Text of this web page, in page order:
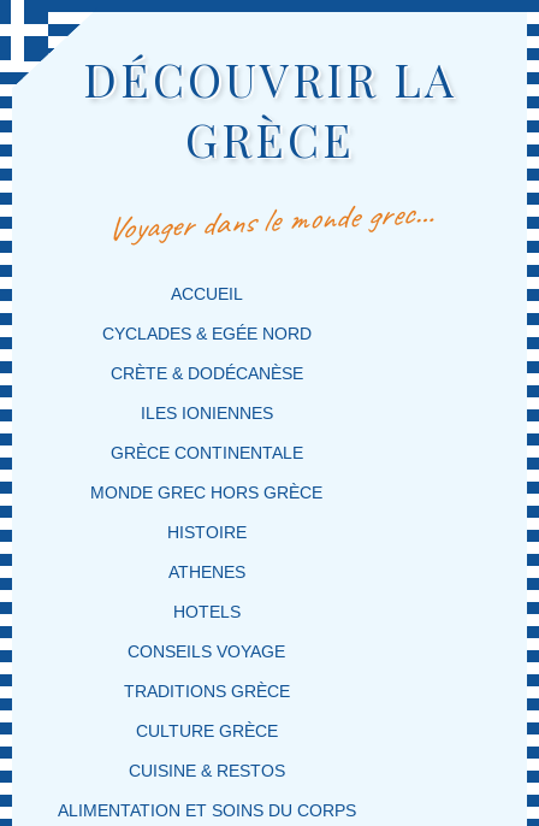
DÉCOUVRIR LA
GRÈCE
Voyager dans le monde grec…
MENU PRINCIPAL
MASQUER LA NAVIGATION PRINCIPALE
MASQUER LA NAVIGATION SECONDAIRE
ACCUEIL
CYCLADES & EGÉE NORD
CRÈTE & DODÉCANÈSE
ILES IONIENNES
GRÈCE CONTINENTALE
MONDE GREC HORS GRÈCE
HISTOIRE
ATHENES
HOTELS
CONSEILS VOYAGE
TRADITIONS GRÈCE
CULTURE GRÈCE
CUISINE & RESTOS
ALIMENTATION ET SOINS DU CORPS